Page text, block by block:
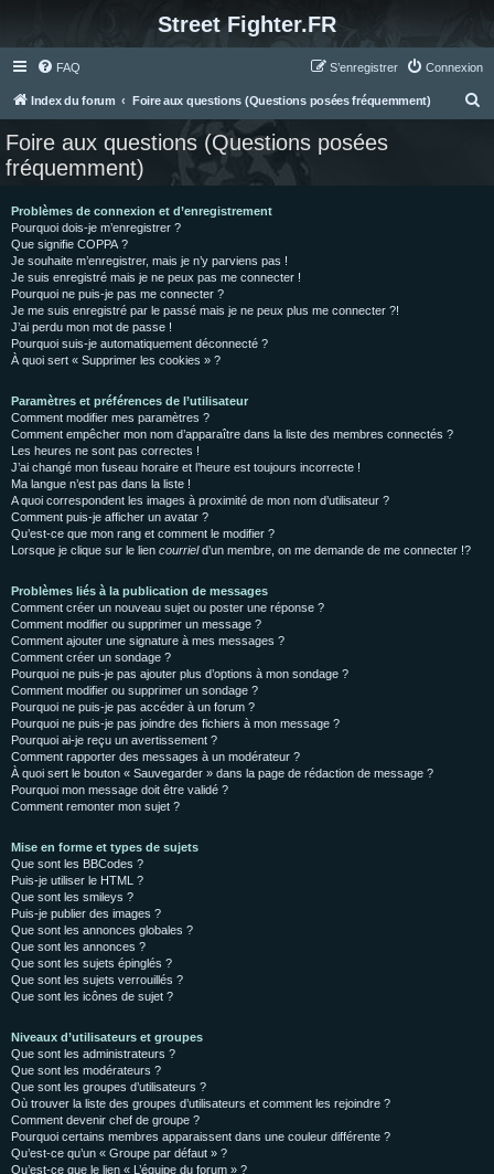
Street Fighter.FR
FAQ Connexion
S’enregistrer
Index du forum Foire aux questions (Questions posées fréquemment)
Foire aux questions (Questions posées
fréquemment)
Problèmes de connexion et d’enregistrement
Pourquoi dois-je m’enregistrer ?
Que signifie COPPA ?
Je souhaite m’enregistrer, mais je n’y parviens pas !
Je suis enregistré mais je ne peux pas me connecter !
Pourquoi ne puis-je pas me connecter ?
Je me suis enregistré par le passé mais je ne peux plus me connecter ?!
J’ai perdu mon mot de passe !
Pourquoi suis-je automatiquement déconnecté ?
À quoi sert « Supprimer les cookies » ?
Paramètres et préférences de l’utilisateur
Comment modifier mes paramètres ?
Comment empêcher mon nom d’apparaître dans la liste des membres connectés ?
Les heures ne sont pas correctes !
J’ai changé mon fuseau horaire et l’heure est toujours incorrecte !
Ma langue n’est pas dans la liste !
A quoi correspondent les images à proximité de mon nom d’utilisateur ?
Comment puis-je afficher un avatar ?
Qu’est-ce que mon rang et comment le modifier ?
Lorsque je clique sur le lien courrield’un membre, on me demande de me connecter !?
Problèmes liés à la publication de messages
Comment créer un nouveau sujet ou poster une réponse ?
Comment modifier ou supprimer un message ?
Comment ajouter une signature à mes messages ?
Comment créer un sondage ?
Pourquoi ne puis-je pas ajouter plus d’options à mon sondage ?
Comment modifier ou supprimer un sondage ?
Pourquoi ne puis-je pas accéder à un forum ?
Pourquoi ne puis-je pas joindre des fichiers à mon message ?
Pourquoi ai-je reçu un avertissement ?
Comment rapporter des messages à un modérateur ?
À quoi sert le bouton « Sauvegarder » dans la page de rédaction de message ?
Pourquoi mon message doit être validé ?
Comment remonter mon sujet ?
Mise en forme et types de sujets
Que sont les BBCodes ?
Puis-je utiliser le HTML ?
Que sont les smileys ?
Puis-je publier des images ?
Que sont les annonces globales ?
Que sont les annonces ?
Que sont les sujets épinglés ?
Que sont les sujets verrouillés ?
Que sont les icônes de sujet ?
Niveaux d’utilisateurs et groupes
Que sont les administrateurs ?
Que sont les modérateurs ?
Que sont les groupes d’utilisateurs ?
Où trouver la liste des groupes d’utilisateurs et comment les rejoindre ?
Comment devenir chef de groupe ?
Pourquoi certains membres apparaissent dans une couleur différente ?
Qu’est-ce qu’un « Groupe par défaut » ?
Qu’est-ce que le lien « L’équipe du forum » ?